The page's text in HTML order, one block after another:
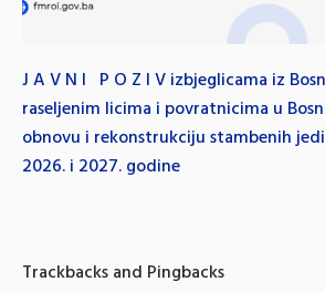
J A V N I P O Z I V izbjeglicama iz
raseljenim licima i povratnicima u
obnovu i rekonstrukciju stambenih
2026. i 2027. godine
Trackbacks and Pingbacks